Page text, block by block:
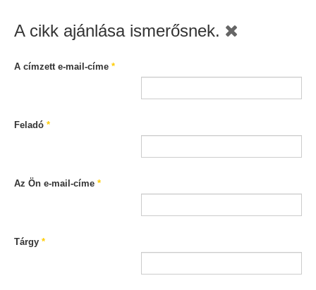
A cikk ajánlása ismerősnek.
A címzett e-mail-címe *
Feladó *
Az Ön e-mail-címe *
Tárgy *